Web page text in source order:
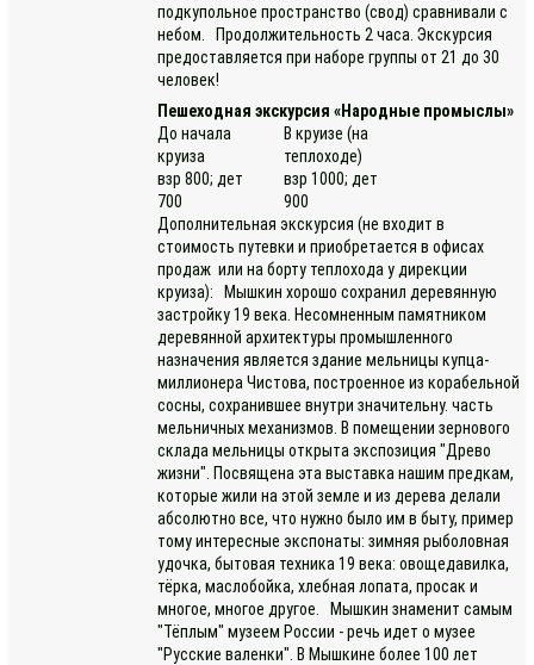
подкупольное пространство (свод) сравнивали с
небом. Продолжительность 2 часа. Экскурсия
предоставляется при наборе группы от 21 до 30
человек!
Пешеходная экскурсия «Народные промыслы»
До начала
круиза
взр 800; дет
700
В круизе (на
теплоходе)
взр 1000; дет
900
Дополнительная экскурсия (не входит в
стоимость путевки и приобретается в офисах
продаж или на борту теплохода у дирекции
круиза): Мышкин хорошо сохранил деревянную
застройку 19 века. Несомненным памятником
деревянной архитектуры промышленного
назначения является здание мельницы купца-
миллионера Чистова, построенное из корабельной
сосны, сохранившее внутри значительну. часть
мельничных механизмов. В помещении зернового
склада мельницы открыта экспозиция "Древо
жизни". Посвящена эта выставка нашим предкам,
которые жили на этой земле и из дерева делали
абсолютно все, что нужно было им в быту, пример
тому интересные экспонаты: зимняя рыболовная
удочка, бытовая техника 19 века: овощедавилка,
тёрка, маслобойка, хлебная лопата, просак и
многое, многое другое. Мышкин знаменит самым
"Тёплым" музеем России - речь идет о музее
"Русские валенки". В Мышкине более 100 лет